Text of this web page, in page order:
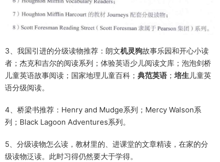
3、我国引进的分级读物推荐：朗文机灵狗故事乐园和开心小读
者；杰克和吉尔的阅读系列；体验英语少儿阅读文库；泡泡剑桥
儿童英语故事阅读；国家地理儿童百科； 典范英语 ；培生儿童英
语分级阅读。
4、桥梁书推荐：Henry and Mudge系列；Mercy Walson系
列；Black Lagoon Adventures系列。
5、分级读物怎么读，教材里的、进课堂的文章精读，在家的分
级读物泛读。此时习得仍然要大于学得。